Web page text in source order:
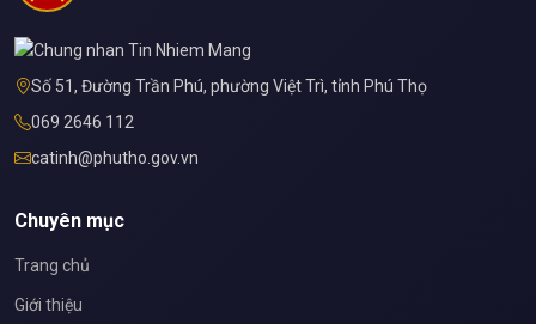
Số 51, Đường Trần Phú, phường Việt Trì, tỉnh Phú Thọ
069 2646 112
catinh@phutho.gov.vn
Chuyên mục
Trang chủ
Giới thiệu